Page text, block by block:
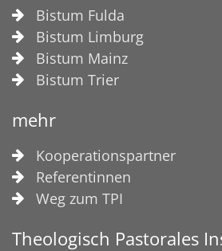
Bistum Fulda
Bistum Limburg
Bistum Mainz
Bistum Trier
mehr
Kooperationspartner
Referentinnen
Weg zum TPI
Theologisch Pastorales